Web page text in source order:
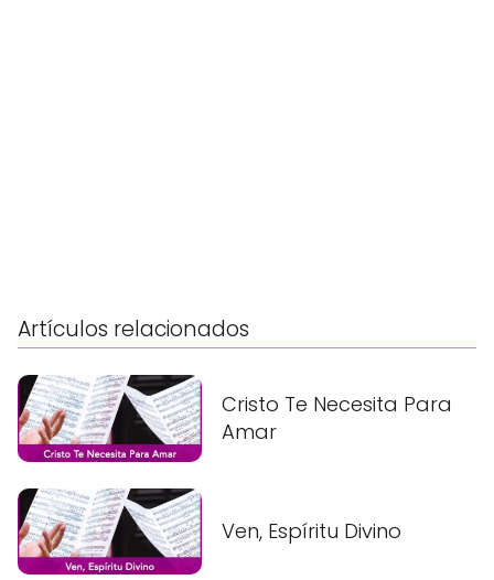
Artículos relacionados
Cristo Te Necesita Para
Amar
Ven, Espíritu Divino